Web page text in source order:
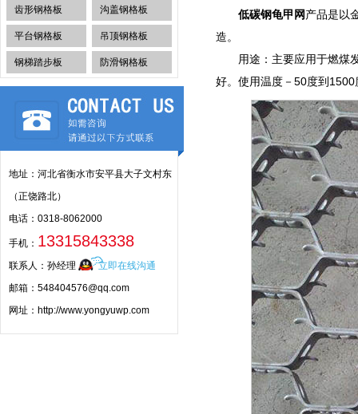
齿形钢格板 沟盖钢格板
平台钢格板 吊顶钢格板
钢梯踏步板 防滑钢格板
地址：河北省衡水市安平县大子文村东
（正饶路北）
电话：0318-8062000
手机： 13315843338
联系人：孙经理
立即在线沟通
邮箱：548404576@qq.com
网址： http://www.yongyuwp.com
低碳钢龟甲网产品是以
造。
用途：主要应用于燃煤
好。使用温度－50度到